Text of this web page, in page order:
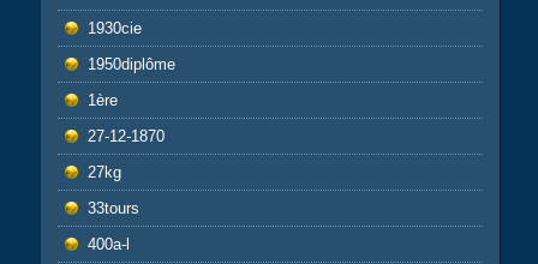
1930cie
1950diplôme
1ère
27-12-1870
27kg
33tours
400a-l